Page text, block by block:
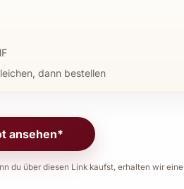
dann bestellen
ansehen*
du über diesen Link kaufst, erhalten wir